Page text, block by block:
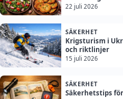
22 juli 2026
SÄKERHET
Krigsturism i
och riktlinjer
15 juli 2026
SÄKERHET
Säkerhetstips